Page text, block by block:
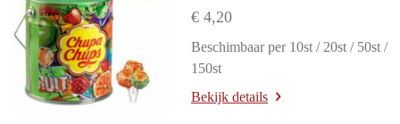
€ 4,20
Beschimbaar per 10st / 20st / 50st /
150st
Bekijk details